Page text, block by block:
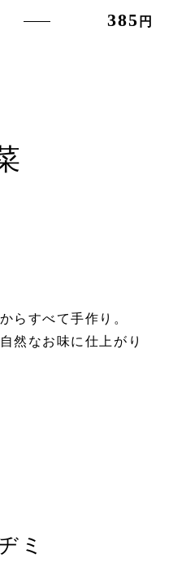
385 円
らすべて手作り。
然なお味に仕上がり
ミ